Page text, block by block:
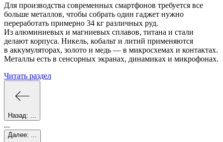
Для производства современных смартфонов требуется все
больше металлов, чтобы собрать один гаджет нужно
переработать примерно 34 кг различных руд.
Из алюминиевых и магниевых сплавов, титана и стали
делают корпуса. Никель, кобальт и литий применяются
в аккумуляторах, золото и медь — в микросхемах и контактах.
Металлы есть в сенсорных экранах, динамиках и микрофонах.
Читать раздел
Назад:
...
Далее: